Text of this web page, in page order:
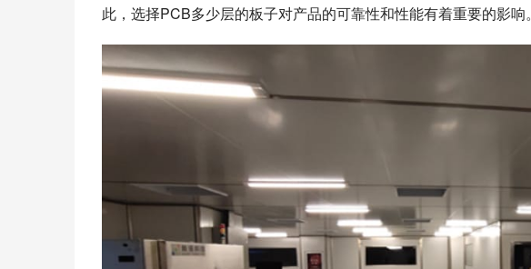
此，选择PCB多少层的板子对产品的可靠性和性能有着重要的影响。